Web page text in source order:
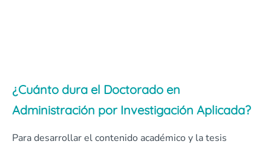
¿Cuánto dura el Doctorado en
Administración por Investigación Aplicada?
Para desarrollar el contenido académico y la tesis